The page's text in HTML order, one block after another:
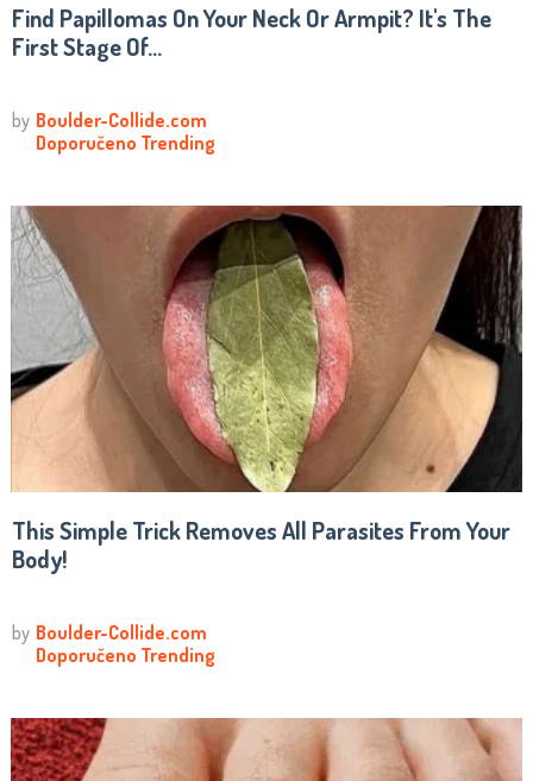
Find Papillomas On Your Neck Or Armpit? It's The
First Stage Of...
This Simple Trick Removes All Parasites From Your
Body!